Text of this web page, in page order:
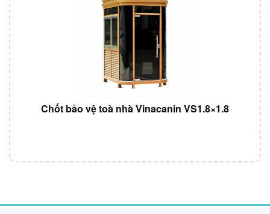
Chốt bảo vệ toà nhà Vinacanin VS1.8×1.8